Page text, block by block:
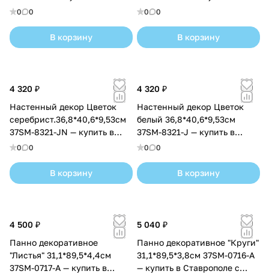
Ставрополе с доставкой
0 0
В корзину
Ставрополе с доставкой
0 0
В корзину
4 320 ₽
Настенный декор Цветок
серебрист.36,8*40,6*9,53см
37SM-8321-JN — купить в
Ставрополе с доставкой
0 0
В корзину
4 320 ₽
Настенный декор Цветок
белый 36,8*40,6*9,53см
37SM-8321-J — купить в
Ставрополе с доставкой
0 0
В корзину
4 500 ₽
Панно декоративное
"Листья" 31,1*89,5*4,4см
37SM-0717-A — купить в
5 040 ₽
Панно декоративное "Круги"
31,1*89,5*3,8см 37SM-0716-A
— купить в Ставрополе с